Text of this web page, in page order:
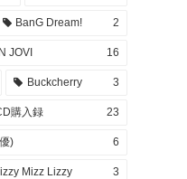
BanG Dream! 2
JOVI 16
Buckcherry 3
購入録 23
) 6
Mizz Lizzy 3